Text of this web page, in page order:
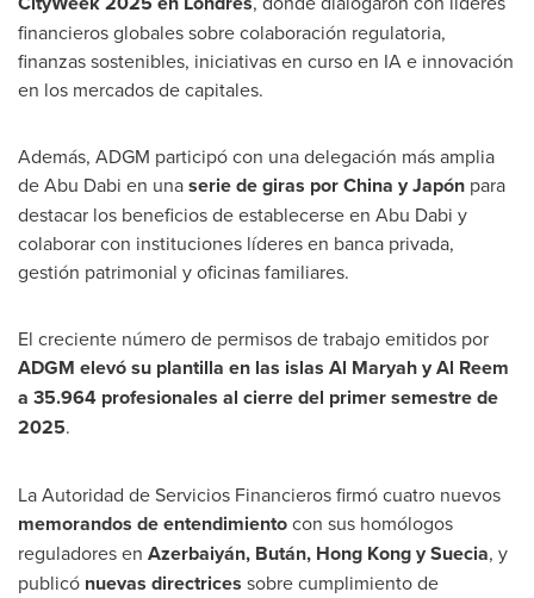
financieros globales sobre colaboración regulatoria,
finanzas sostenibles, iniciativas en curso en IA e innovación
en los mercados de capitales.
Además, ADGM participó con una delegación más amplia
deAbu Dabi en unaserie de giras porChina y Japón para
destacar los beneficios de establecerse en Abu Dabi y
colaborar con instituciones líderes en banca privada,
gestión patrimonial y oficinas familiares.
El creciente número de permisos de trabajo emitidos por
ADGM elevó su plantilla en las islas Al Maryah yAl Reem
a 35.964 profesionales al cierre del primer semestre de
2025.
La Autoridad de Servicios Financieros firmó cuatro nuevos
memorandos de entendimientocon sus homólogos
reguladores en Azerbaiyán, Bután, Hong Kongy Suecia, y
publicó nuevas directrices sobre cumplimiento de